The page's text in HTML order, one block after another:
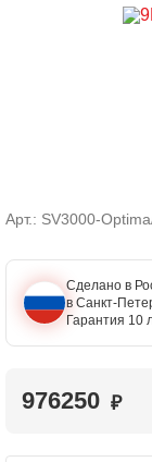
Арт.: SV3000-
Сделано в
в Санкт-
Гарантия 10
976250 ₽